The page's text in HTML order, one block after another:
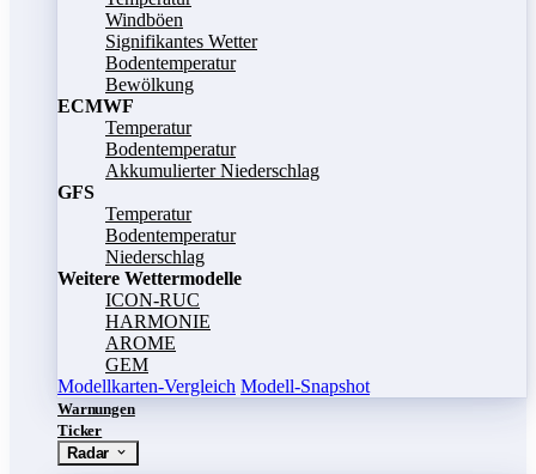
Windböen
Signifikantes Wetter
Bodentemperatur
Bewölkung
ECMWF
Temperatur
Bodentemperatur
Akkumulierter Niederschlag
GFS
Temperatur
Bodentemperatur
Niederschlag
Weitere Wettermodelle
ICON-RUC
HARMONIE
AROME
GEM
Modellkarten-Vergleich Modell-Snapshot
Warnungen
Ticker
Radar